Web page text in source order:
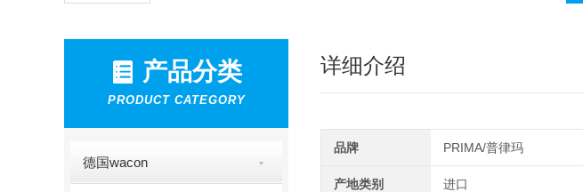
产品分类
PRODUCT CATEGORY
德国wacon
详细介绍
品牌 PRIMA/普律玛
产地类别 进口